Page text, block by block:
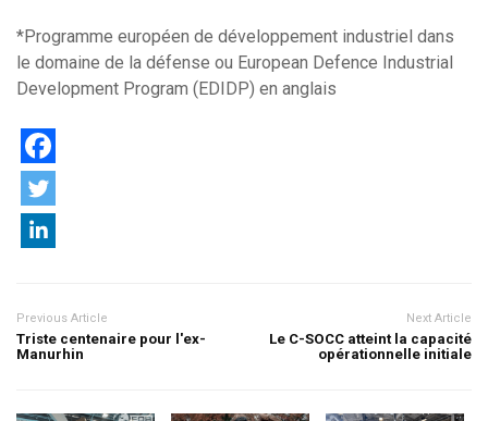
*Programme européen de développement industriel dans
le domaine de la défense ou European Defence Industrial
Development Program (EDIDP) en anglais
Previous Article
Triste centenaire pour l'ex-
Manurhin
Next Article
Le C-SOCC atteint la capacité
opérationnelle initiale